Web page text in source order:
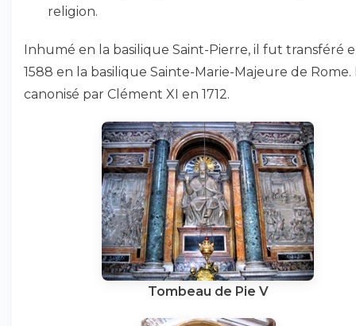
religion.
Inhumé en la basilique Saint-Pierre, il fut transféré
1588 en la basilique Sainte-Marie-Majeure de
canonisé par Clément XI en 1712.
Tombeau de Pie V